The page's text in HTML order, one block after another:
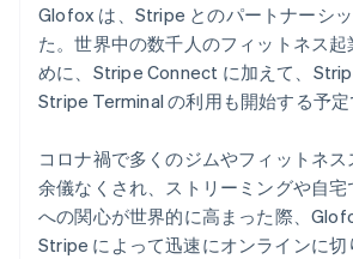
Stripe Sessions 2026
Stripe が AI の経済インフラをどのよ
ご覧ください。
こちらをご覧ください
Glofox は、Stripe とのパートナーシ
た。世界中の数千人のフィットネス
めに、Stripe Connect に加えて、
Stripe Terminal の利用も開始する予定
コロナ禍で多くのジムやフィットネ
余儀なくされ、ストリーミングや自宅
への関心が世界的に高まった際、
Stripe によって迅速にオンラインに
English
アメリカ
English Español 简体中文
アラブ首長国連邦
English